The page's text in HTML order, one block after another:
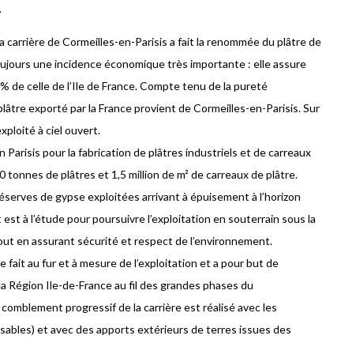
de Cormeilles-en-Parisis a fait la renommée du plâtre de
une incidence économique très importante : elle assure
de celle de l’Ile de France. Compte tenu de la pureté
exporté par la France provient de Cormeilles-en-Parisis. Sur
à ciel ouvert.
Parisis pour la fabrication de plâtres industriels et de carreaux
de plâtres et 1,5 million de m² de carreaux de plâtre.
de gypse exploitées arrivant à épuisement à l’horizon
à l’étude pour poursuivre l’exploitation en souterrain sous la
en assurant sécurité et respect de l’environnement.
fait au fur et à mesure de l’exploitation et a pour but de
Ile-de-France au fil des grandes phases du
progressif de la carrière est réalisé avec les
et avec des apports extérieurs de terres issues des